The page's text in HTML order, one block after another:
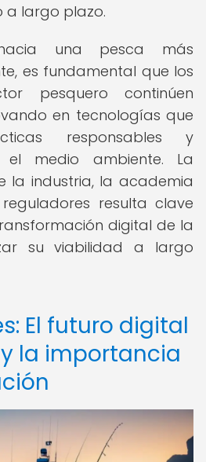
a largo plazo.
una pesca más
es fundamental que los
pesquero continúen
en tecnologías que
responsables y
el medio ambiente. La
la industria, la academia
resulta clave
digital de la
su viabilidad a largo
El futuro digital
la importancia